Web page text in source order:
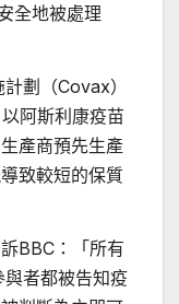
全地被處理
劃（Covax）
阿斯利康疫苗
產商預先生產
致較短的保質
BBC：「所有
者都被告知疫